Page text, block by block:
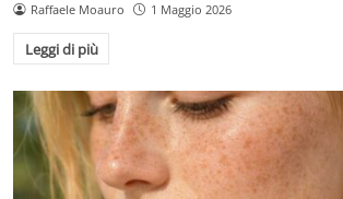
Raffaele Moauro 1 Maggio 2026
Leggi di più